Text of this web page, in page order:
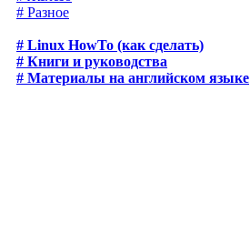
# Разное
# Linux HowTo (как сделать)
# Книги и руководства
# Материалы на английском языке